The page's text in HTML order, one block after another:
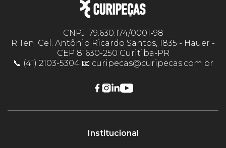
CNPJ: 79.630.174/0001-98
R Ten. Cel. Antônio Ricardo Santos, 1835 - Hauer -
CEP 81630-250 Curitiba-PR
📞 (41) 2103-5304 📧 curipecas@curipecas.com.br
Institucional